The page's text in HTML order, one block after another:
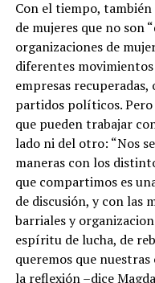
Con el tiempo,
de mujeres que no son
organizaciones de
diferentes
empresas
partidos políticos. Pero
que pueden trabajar
lado ni del otro: “Nos
maneras con los
que compartimos es
de discusión, y con las
barriales y
espíritu de lucha, de
queremos que
la reflexión –dice